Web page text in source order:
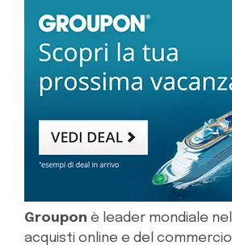
Groupon è leader mondiale
acquisti online e del